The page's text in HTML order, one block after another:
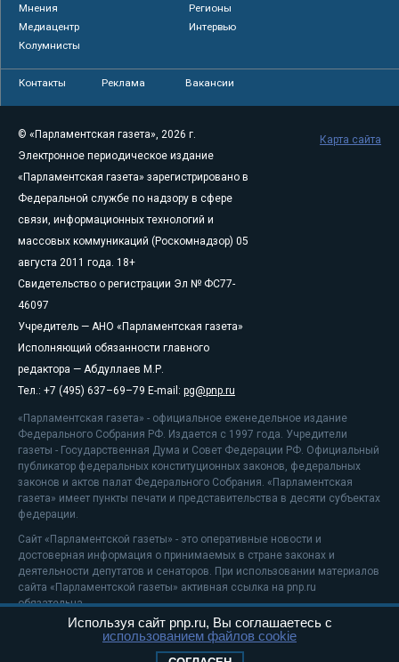
Мнения
Регионы
Медиацентр
Интервью
Колумнисты
Контакты Реклама Вакансии
© «Парламентская газета», 2026 г.
Электронное периодическое издание
«Парламентская газета» зарегистрировано в
Федеральной службе по надзору в сфере
связи, информационных технологий и
массовых коммуникаций (Роскомнадзор) 05
августа 2011 года. 18+
Свидетельство о регистрации Эл № ФС77-
46097
Учредитель — АНО «Парламентская газета»
Исполняющий обязанности главного
редактора — Абдуллаев М.Р.
Тел.: +7 (495) 637–69–79 E-mail: pg@pnp.ru
«Парламентская газета» - официальное еженедельное издание
Федерального Собрания РФ. Издается с 1997 года. Учредители
газеты - Государственная Дума и Совет Федерации РФ. Официальный
публикатор федеральных конституционных законов, федеральных
законов и актов палат Федерального Собрания. «Парламентская
газета» имеет пункты печати и представительства в десяти субъектах
федерации.
Сайт «Парламентской газеты» - это оперативные новости и
достоверная информация о принимаемых в стране законах и
деятельности депутатов и сенаторов. При использовании материалов
сайта «Парламентской газеты» активная ссылка на pnp.ru
обязательна.
На информационном ресурсе применяютсярекомендательные
Карта сайта
Используя сайт pnp.ru, Вы соглашаетесь с
использованием файлов cookie